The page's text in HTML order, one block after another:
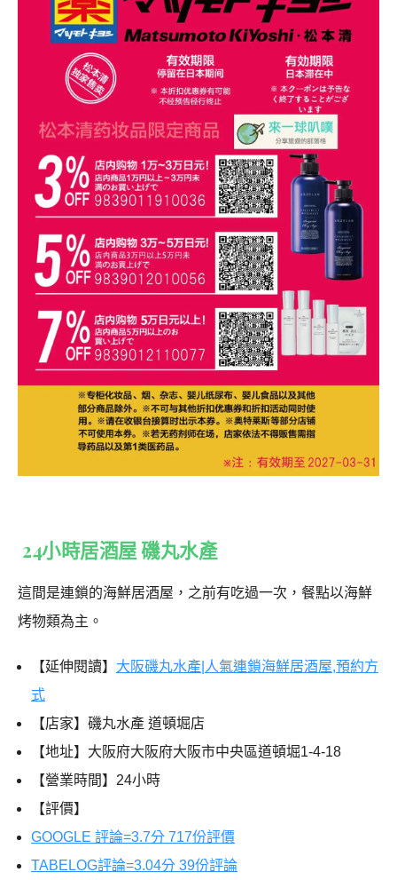
24小時居酒屋 磯丸水產
這間是連鎖的海鮮居酒屋，之前有吃過一次，餐點以海鮮
烤物類為主。
【延伸閱讀】 大阪磯丸水產|人氣連鎖海鮮居酒屋,預約方
式
【店家】磯丸水產 道頓堀店
【地址】大阪府大阪府大阪市中央區道頓堀1-4-18
【營業時間】24小時
【評價】
GOOGLE 評論=3.7分 717份評價
TABELOG評論=3.04分 39份評論